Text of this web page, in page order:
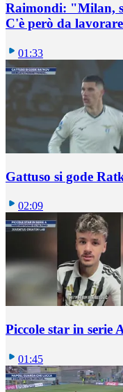
Raimondi: "Milan,
C'è però da
01:33
Gattuso si gode
02:09
Piccole star in serie
01:45